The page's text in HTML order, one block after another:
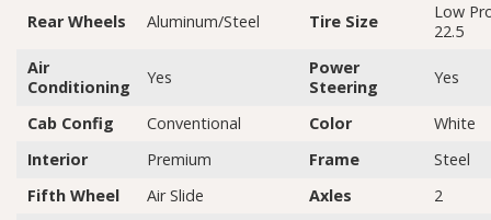
Rear Wheels Aluminum/Steel Tire Size
Low
22.5
Air
Conditioning
Yes
Power
Steering
Yes
Cab Config Conventional Color
White
Interior
Premium Frame
Steel
Fifth Wheel
Air Slide Axles
2